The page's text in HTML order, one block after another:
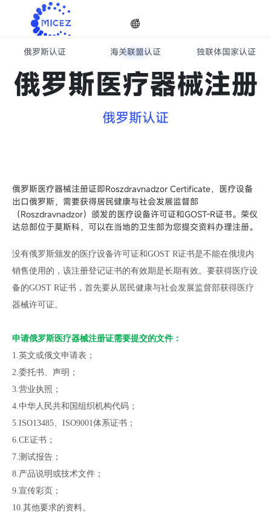
选择
语种
欧亚经济联盟EAC认证服务
俄罗斯认证 海关联盟认证 独联体国家认证
俄罗斯医疗器械注册
俄罗斯认证
俄罗斯医疗器械注册证即Roszdravnadzor Certificate，医疗设备
出口俄罗斯，需要获得居民健康与社会发展监督部
（Roszdravnadzor）颁发的医疗设备许可证和GOST-R证书。荣仪
达总部位于莫斯科，可以在当地的卫生部为您提交资料办理注册。
没有俄罗斯颁发的医疗设备许可证和GOST R证书是不能在俄境内
销售使用的，该注册登记证书的有效期是长期有效。要获得医疗设
备的GOST R证书，首先要从居民健康与社会发展监督部获得医疗
器械许可证。
申请俄罗斯医疗器械注册证需要提交的文件：
1.英文或俄文申请表；
2.委托书、声明；
3.营业执照；
4.中华人民共和国组织机构代码；
5.ISO13485、ISO9001体系证书；
6.CE证书；
7.测试报告；
8.产品说明或技术文件；
9.宣传彩页；
10.其他要求的资料。